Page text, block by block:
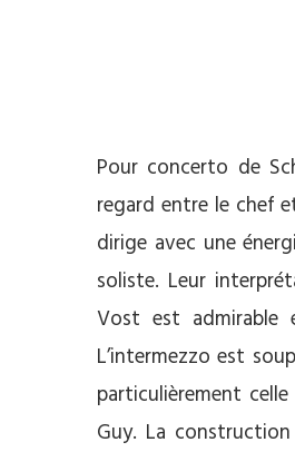
Pour concerto de
regard entre le chef
dirige avec une
soliste. Leur
Vost est admirable
L’intermezzo est
particulièrement
Guy. La